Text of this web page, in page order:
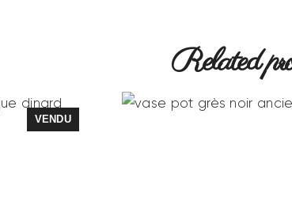
Related
VENDU